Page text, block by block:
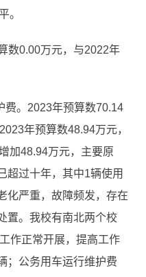
。
数0.00万元，与2022年
费。2023年预算数70.14
年预算数48.94万元，
加48.94万元，主要原
超过十年，其中1辆使用
化严重，故障频发，存在
置。我校有南北两个校
作正常开展，提高工作
；公务用车运行维护费